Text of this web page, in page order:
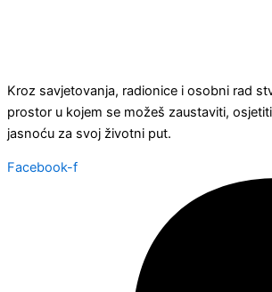
Kroz savjetovanja, radionice i osobni rad
prostor u kojem se možeš zaustaviti,
jasnoću za svoj životni put.
Facebook-f